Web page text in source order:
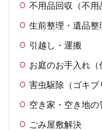
不用品回収（不用
生前整理・遺品整
引越し・運搬
お庭のお手入れ（
害虫駆除（ゴキ
空き家・空き地の
ごみ屋敷解決